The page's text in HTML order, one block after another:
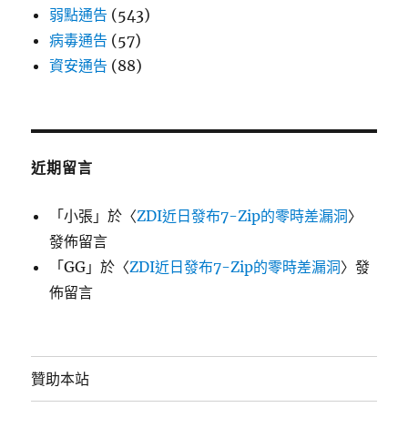
弱點通告 (543)
病毒通告 (57)
資安通告 (88)
近期留言
「小張 」於〈ZDI近日發布7-Zip的零時差漏洞〉
發佈留言
「GG 」於〈ZDI近日發布7-Zip的零時差漏洞〉發
佈留言
贊助本站